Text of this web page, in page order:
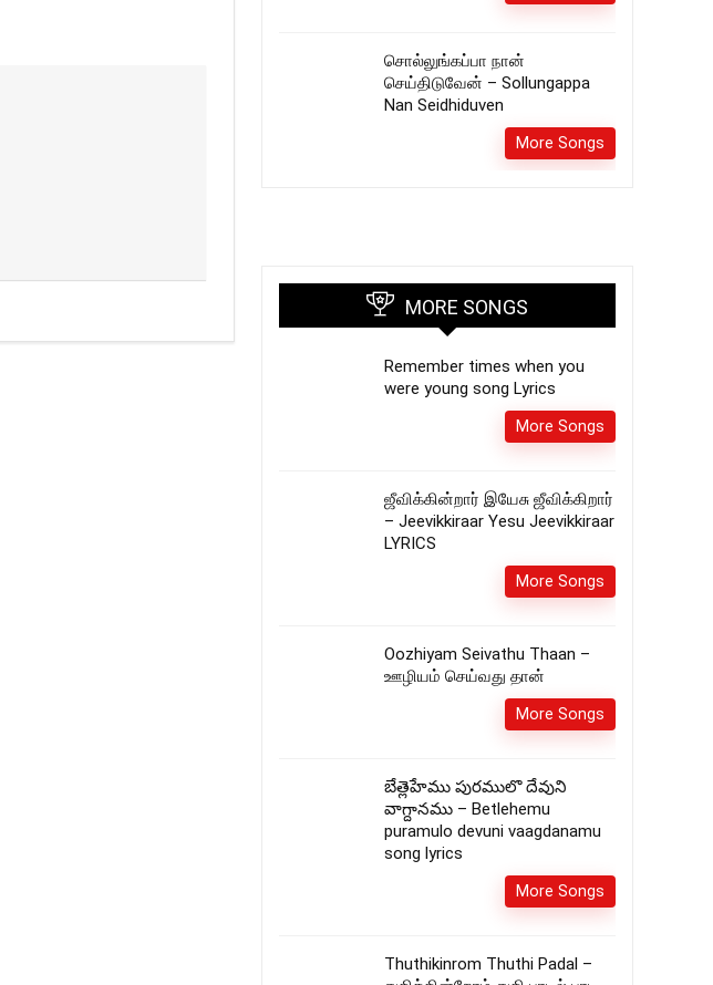
சொல்லுங்கப்பா நான்
செய்திடுவேன் – Sollungappa
Nan Seidhiduven
More Songs
MORE SONGS
Remember times when you
were young song Lyrics
More Songs
ஜீவிக்கின்றார் இயேசு ஜீவிக்கிறார்
– Jeevikkiraar Yesu Jeevikkiraar
LYRICS
More Songs
Oozhiyam Seivathu Thaan –
ஊழியம் செய்வது தான்
More Songs
బేత్లెహేము పురములొ దేవుని
వాగ్దానము – Betlehemu
puramulo devuni vaagdanamu
song lyrics
More Songs
Thuthikinrom Thuthi Padal –